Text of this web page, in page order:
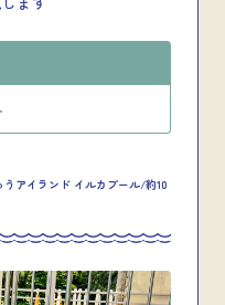
うアイランド イルカプール/約10